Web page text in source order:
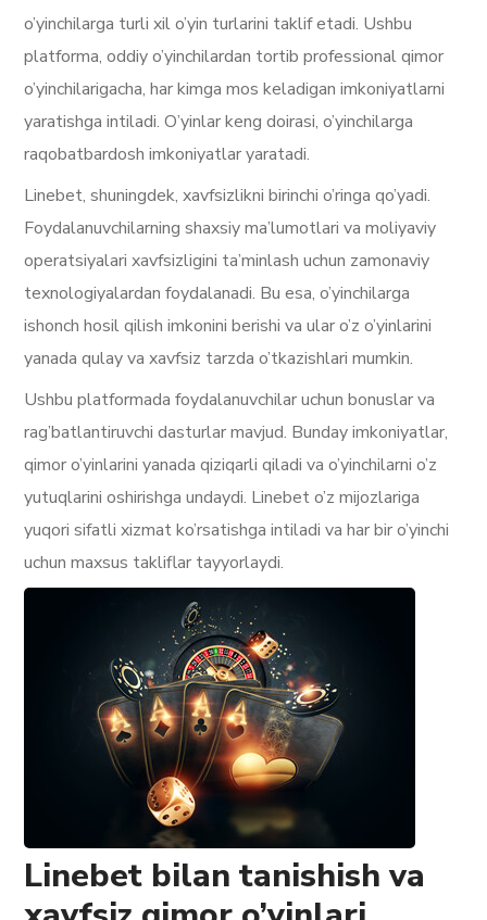
o’yinchilarga turli xil o’yin turlarini taklif etadi. Ushbu
platforma, oddiy o’yinchilardan tortib professional qimor
o’yinchilarigacha, har kimga mos keladigan imkoniyatlarni
yaratishga intiladi. O’yinlar keng doirasi, o’yinchilarga
raqobatbardosh imkoniyatlar yaratadi.
Linebet, shuningdek, xavfsizlikni birinchi o’ringa qo’yadi.
Foydalanuvchilarning shaxsiy ma’lumotlari va moliyaviy
operatsiyalari xavfsizligini ta’minlash uchun zamonaviy
texnologiyalardan foydalanadi. Bu esa, o’yinchilarga
ishonch hosil qilish imkonini berishi va ular o’z o’yinlarini
yanada qulay va xavfsiz tarzda o’tkazishlari mumkin.
Ushbu platformada foydalanuvchilar uchun bonuslar va
rag’batlantiruvchi dasturlar mavjud. Bunday imkoniyatlar,
qimor o’yinlarini yanada qiziqarli qiladi va o’yinchilarni o’z
yutuqlarini oshirishga undaydi. Linebet o’z mijozlariga
yuqori sifatli xizmat ko’rsatishga intiladi va har bir o’yinchi
uchun maxsus takliflar tayyorlaydi.
Linebet bilan tanishish va